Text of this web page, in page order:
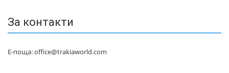
За контакти
Е-поща: office@trakiaworld.com